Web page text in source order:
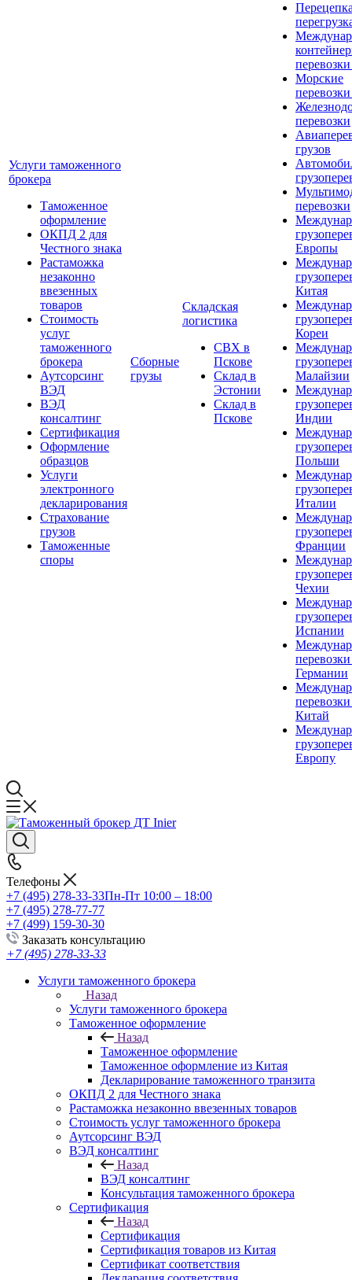
Услуги таможенного
брокера
Таможенное
оформление
ОКПД 2 для
Честного знака
Растаможка
незаконно
ввезенных
товаров
Стоимость
услуг
таможенного
брокера
Аутсорсинг
ВЭД
ВЭД
консалтинг
Сертификация
Оформление
образцов
Услуги
электронного
декларирования
Страхование
грузов
Таможенные
споры
Сборные
грузы
Складская
логистика
СВХ в
Пскове
Склад в
Эстонии
Склад в
Пскове
Морские
перевозки
грузов
перевозки
Европы
Китая
Кореи
Малайзии
Индии
Польши
Италии
Франции
Чехии
Испании
Германии
Китай
Европу
Телефоны
+7 (495) 278-33-33Пн-Пт 10:00 – 18:00
+7 (495) 278-77-77
+7 (499) 159-30-30
Заказать консультацию
+7 (495) 278-33-33
Услуги таможенного брокера
Назад
Услуги таможенного брокера
Таможенное оформление
Назад
Таможенное оформление
Таможенное оформление из Китая
Декларирование таможенного транзита
ОКПД 2 для Честного знака
Растаможка незаконно ввезенных товаров
Стоимость услуг таможенного брокера
Аутсорсинг ВЭД
ВЭД консалтинг
Назад
ВЭД консалтинг
Консультация таможенного брокера
Сертификация
Назад
Сертификация
Сертификация товаров из Китая
Сертификат соответствия